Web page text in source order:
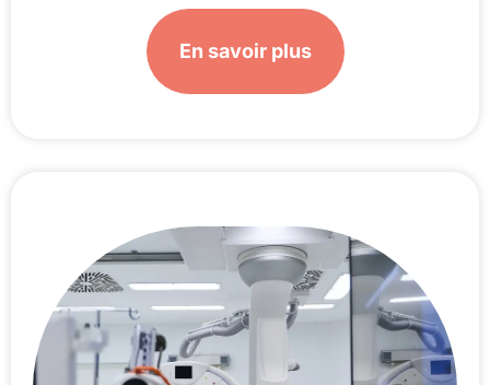
En savoir plus